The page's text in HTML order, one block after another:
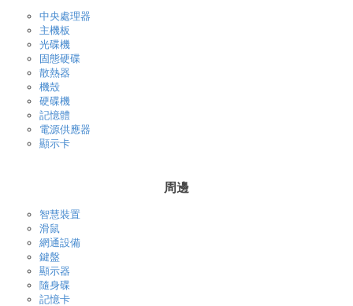
中央處理器
主機板
光碟機
固態硬碟
散熱器
機殼
硬碟機
記憶體
電源供應器
顯示卡
周邊
智慧裝置
滑鼠
網通設備
鍵盤
顯示器
隨身碟
記憶卡